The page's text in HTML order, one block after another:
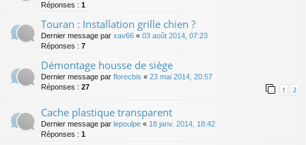
Réponses : 1
Touran : Installation grille chien ?
Dernier message par xav66 « 03 août 2014, 07:23
Réponses : 7
Démontage housse de siège
Dernier message par florecbis « 23 mai 2014, 20:57
Réponses : 27 1 2
Cache plastique transparent
Dernier message par lepoulpe « 18 janv. 2014, 18:42
Réponses : 1